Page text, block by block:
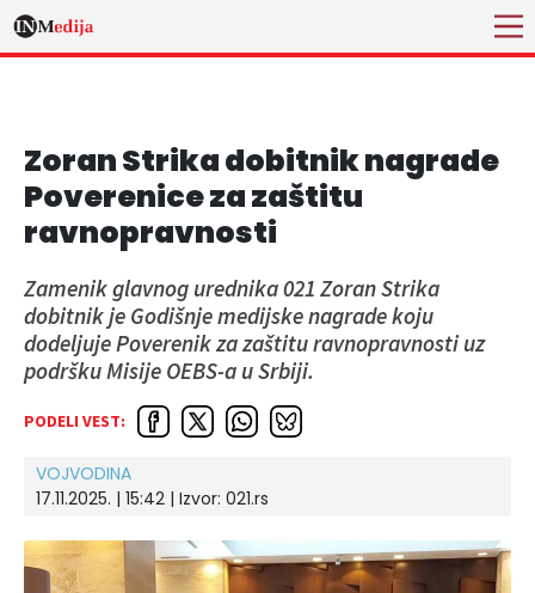
Zoran Strika dobitnik nagrade
Poverenice za zaštitu
ravnopravnosti
Zamenik glavnog urednika 021 Zoran Strika
dobitnik je Godišnje medijske nagrade koju
dodeljuje Poverenik za zaštitu ravnopravnosti uz
podršku Misije OEBS-a u Srbiji.
PODELI VEST:
VOJVODINA
17.11.2025. | 15:42 | Izvor: 021.rs